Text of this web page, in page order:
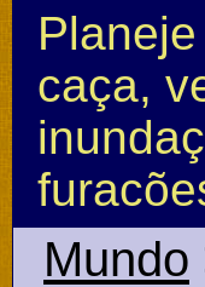
caça,
Mundo